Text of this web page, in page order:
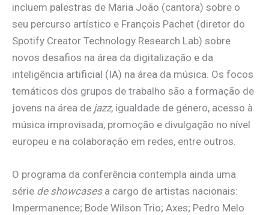
incluem palestras de Maria João (cantora) sobre o
seu percurso artístico e François Pachet (diretor do
Spotify Creator Technology Research Lab) sobre
novos desafios na área da digitalização e da
inteligência artificial (IA) na área da música. Os focos
temáticos dos grupos de trabalho são a formação de
jovens na área de jazz, igualdade de género, acesso à
música improvisada, promoção e divulgação no nível
europeu e na colaboração em redes, entre outros.
O programa da conferência contempla ainda uma
série de showcasesa cargo de artistas nacionais:
Impermanence; Bode Wilson Trio; Axes; Pedro Melo